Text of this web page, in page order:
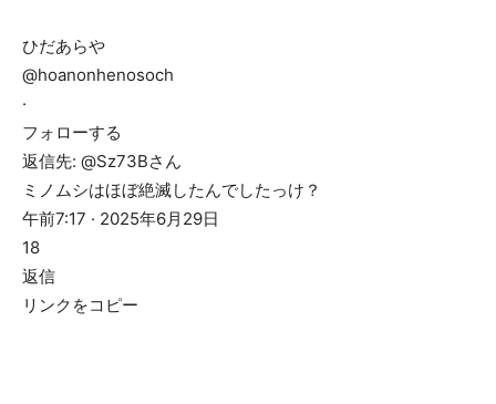
ひだあらや
@hoanonhenosoch
·
フォローする
返信先: @Sz73Bさん
ミノムシはほぼ絶滅したんでしたっけ？
午前7:17 · 2025年6月29日
18
返信
リンクをコピー